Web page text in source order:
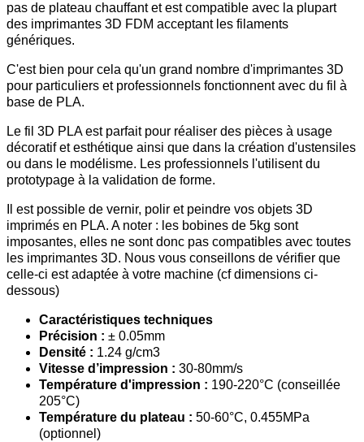
pas de plateau chauffant et est compatible avec la plupart
des imprimantes 3D FDM acceptant les filaments
génériques.
C'est bien pour cela qu'un grand nombre d'imprimantes 3D
pour particuliers et professionnels fonctionnent avec du fil à
base de PLA.
Le fil 3D PLA est parfait pour réaliser des pièces à usage
décoratif et esthétique ainsi que dans la création d'ustensiles
ou dans le modélisme. Les professionnels l'utilisent du
prototypage à la validation de forme.
Il est possible de vernir, polir et peindre vos objets 3D
imprimés en PLA. A noter : les bobines de 5kg sont
imposantes, elles ne sont donc pas compatibles avec toutes
les imprimantes 3D. Nous vous conseillons de vérifier que
celle-ci est adaptée à votre machine (cf dimensions ci-
dessous)
Caractéristiques techniques
Précision : ± 0.05mm
Densité : 1.24 g/cm3
Vitesse d’impression : 30-80mm/s
Température d'impression : 190-220°C (conseillée
205°C)
Température du plateau : 50-60°C, 0.455MPa
(optionnel)